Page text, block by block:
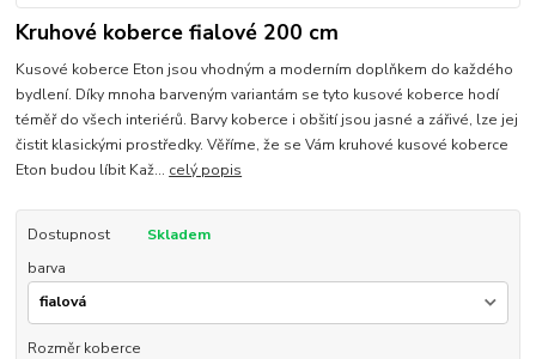
Kruhové koberce fialové 200 cm
Kusové koberce Eton jsou vhodným a moderním doplňkem do každého
bydlení. Díky mnoha barveným variantám se tyto kusové koberce hodí
téměř do všech interiérů. Barvy koberce i obšití jsou jasné a zářivé, lze jej
čistit klasickými prostředky. Věříme, že se Vám kruhové kusové koberce
Eton budou líbit Kaž... celý popis
Dostupnost
Skladem
barva
Rozměr koberce